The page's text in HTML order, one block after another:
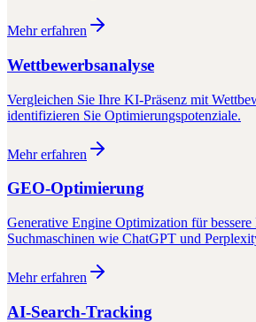
Mehr erfahren
Wettbewerbsanalyse
Vergleichen Sie Ihre KI-Präsenz mit
identifizieren Sie Optimierungspotenziale.
Mehr erfahren
GEO-Optimierung
Generative Engine Optimization für
Suchmaschinen wie ChatGPT und
Mehr erfahren
AI-Search-Tracking